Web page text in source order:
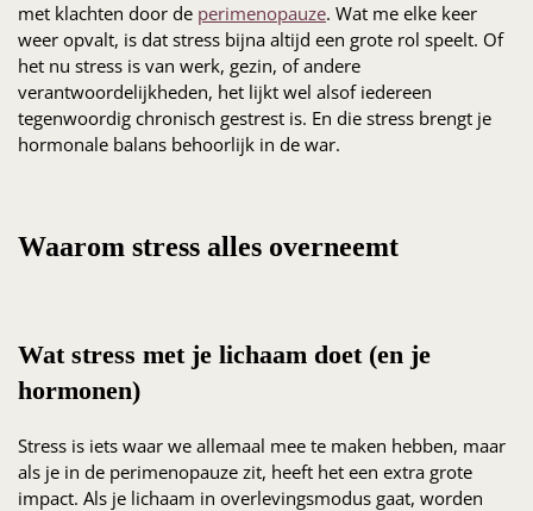
met klachten door de perimenopauze. Wat me elke keer
weer opvalt, is dat stress bijna altijd een grote rol speelt. Of
het nu stress is van werk, gezin, of andere
verantwoordelijkheden, het lijkt wel alsof iedereen
tegenwoordig chronisch gestrest is. En die stress brengt je
hormonale balans behoorlijk in de war.
Waarom stress alles overneemt
Wat stress met je lichaam doet (en je
hormonen)
Stress is iets waar we allemaal mee te maken hebben, maar
als je in de perimenopauze zit, heeft het een extra grote
impact. Als je lichaam in overlevingsmodus gaat, worden